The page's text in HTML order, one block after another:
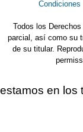
Condiciones
Todos los
parcial, así como su
de su titular.
estamos en los